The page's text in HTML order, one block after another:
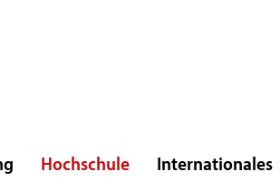
Hochschule Internationales